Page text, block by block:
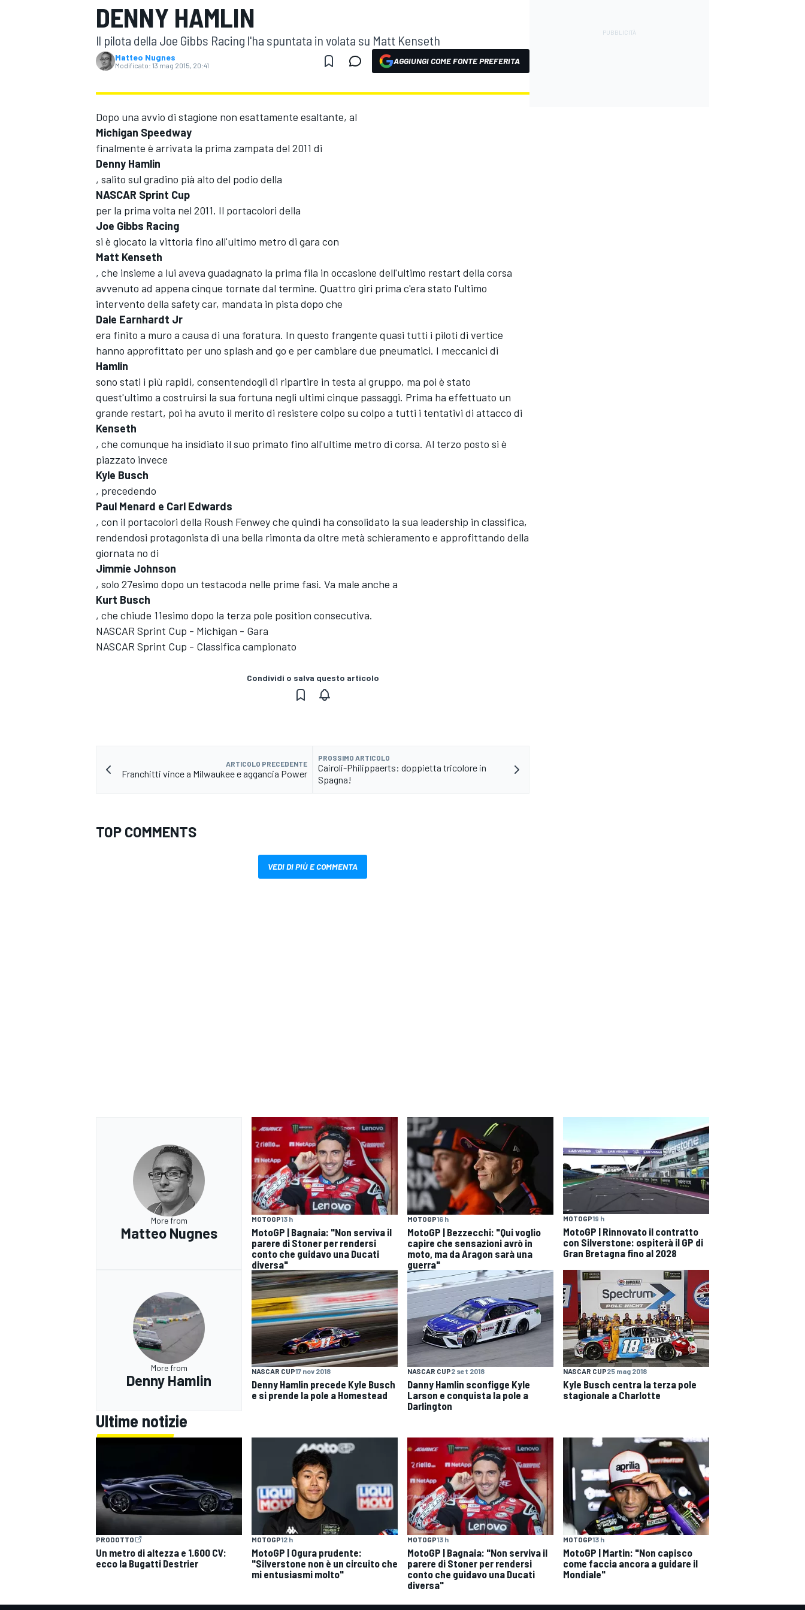
MOTOGP WEC
WRC
MONOPOSTO
MONOMARCA
DENNY HAMLIN
Il pilota della Joe Gibbs Racing l'ha spuntata in volata su Matt Kenseth
Matteo Nugnes
Modificato: 13 mag 2015, 20:41 AGGIUNGI COME FONTE PREFERITA
Dopo una avvio di stagione non esattamente esaltante, al
Michigan Speedway
finalmente è arrivata la prima zampata del 2011 di
Denny Hamlin
, salito sul gradino pià alto del podio della
NASCAR Sprint Cup
per la prima volta nel 2011. Il portacolori della
Joe Gibbs Racing
si è giocato la vittoria fino all'ultimo metro di gara con
Matt Kenseth
, che insieme a lui aveva guadagnato la prima fila in occasione dell'ultimo restart della corsa
avvenuto ad appena cinque tornate dal termine. Quattro giri prima c'era stato l'ultimo
intervento della safety car, mandata in pista dopo che
Dale Earnhardt Jr
era finito a muro a causa di una foratura. In questo frangente quasi tutti i piloti di vertice
hanno approfittato per uno splash and go e per cambiare due pneumatici. I meccanici di
Hamlin
sono stati i più rapidi, consentendogli di ripartire in testa al gruppo, ma poi è stato
quest'ultimo a costruirsi la sua fortuna negli ultimi cinque passaggi. Prima ha effettuato un
grande restart, poi ha avuto il merito di resistere colpo su colpo a tutti i tentativi di attacco di
Kenseth
, che comunque ha insidiato il suo primato fino all'ultime metro di corsa. Al terzo posto si è
piazzato invece
Kyle Busch
, precedendo
Paul Menard e Carl Edwards
, con il portacolori della Roush Fenwey che quindi ha consolidato la sua leadership in classifica,
rendendosi protagonista di una bella rimonta da oltre metà schieramento e approfittando della
giornata no di
Jimmie Johnson
, solo 27esimo dopo un testacoda nelle prime fasi. Va male anche a
Kurt Busch
, che chiude 11esimo dopo la terza pole position consecutiva.
NASCAR Sprint Cup - Michigan - Gara
NASCAR Sprint Cup - Classifica campionato
Condividi o salva questo articolo
ARTICOLO PRECEDENTE
Franchitti vince a Milwaukee e aggancia Power
PROSSIMO ARTICOLO
Cairoli-Philippaerts: doppietta tricolore in
Spagna!
TOP COMMENTS
VEDI DI PIÙ E COMMENTA
More from
Matteo Nugnes
MOTOGP13 h
MotoGP | Bagnaia: "Non serviva il
parere di Stoner per rendersi
conto che guidavo una Ducati
diversa"
MOTOGP16 h
MotoGP | Bezzecchi: "Qui voglio
capire che sensazioni avrò in
moto, ma da Aragon sarà una
guerra"
MOTOGP19 h
MotoGP | Rinnovato il contratto
con Silverstone: ospiterà il GP di
Gran Bretagna fino al 2028
More from
Denny Hamlin
NASCAR CUP17 nov 2018
Denny Hamlin precede Kyle Busch
e si prende la pole a Homestead
NASCAR CUP2 set 2018
Danny Hamlin sconfigge Kyle
Larson e conquista la pole a
Darlington
NASCAR CUP25 mag 2018
Kyle Busch centra la terza pole
stagionale a Charlotte
Ultime notizie
PRODOTTO
Un metro di altezza e 1.600 CV:
ecco la Bugatti Destrier
MOTOGP12 h
MotoGP | Ogura prudente:
"Silverstone non è un circuito che
mi entusiasmi molto"
MOTOGP13 h
MotoGP | Bagnaia: "Non serviva il
parere di Stoner per rendersi
conto che guidavo una Ducati
diversa"
MOTOGP13 h
MotoGP | Martin: "Non capisco
come faccia ancora a guidare il
Mondiale"